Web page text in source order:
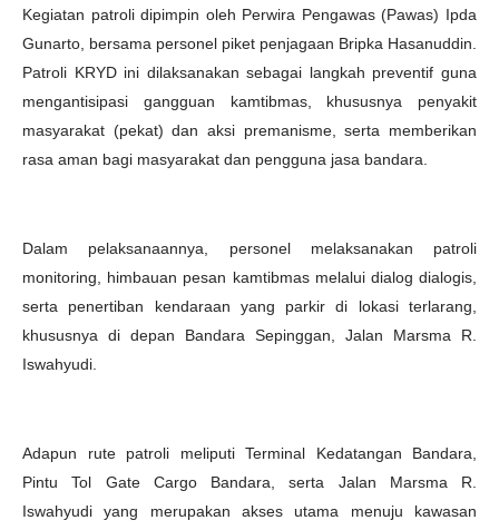
Kegiatan patroli dipimpin oleh Perwira Pengawas (Pawas) Ipda
Gunarto, bersama personel piket penjagaan Bripka Hasanuddin.
Patroli KRYD ini dilaksanakan sebagai langkah preventif guna
mengantisipasi gangguan kamtibmas, khususnya penyakit
masyarakat (pekat) dan aksi premanisme, serta memberikan
rasa aman bagi masyarakat dan pengguna jasa bandara.
Dalam pelaksanaannya, personel melaksanakan patroli
monitoring, himbauan pesan kamtibmas melalui dialog dialogis,
serta penertiban kendaraan yang parkir di lokasi terlarang,
khususnya di depan Bandara Sepinggan, Jalan Marsma R.
Iswahyudi.
Adapun rute patroli meliputi Terminal Kedatangan Bandara,
Pintu Tol Gate Cargo Bandara, serta Jalan Marsma R.
Iswahyudi yang merupakan akses utama menuju kawasan